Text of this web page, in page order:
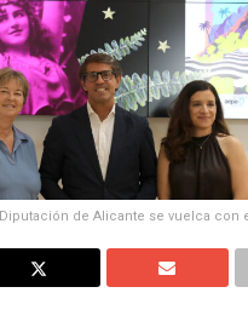
Diputación de Alicante se vuelca con